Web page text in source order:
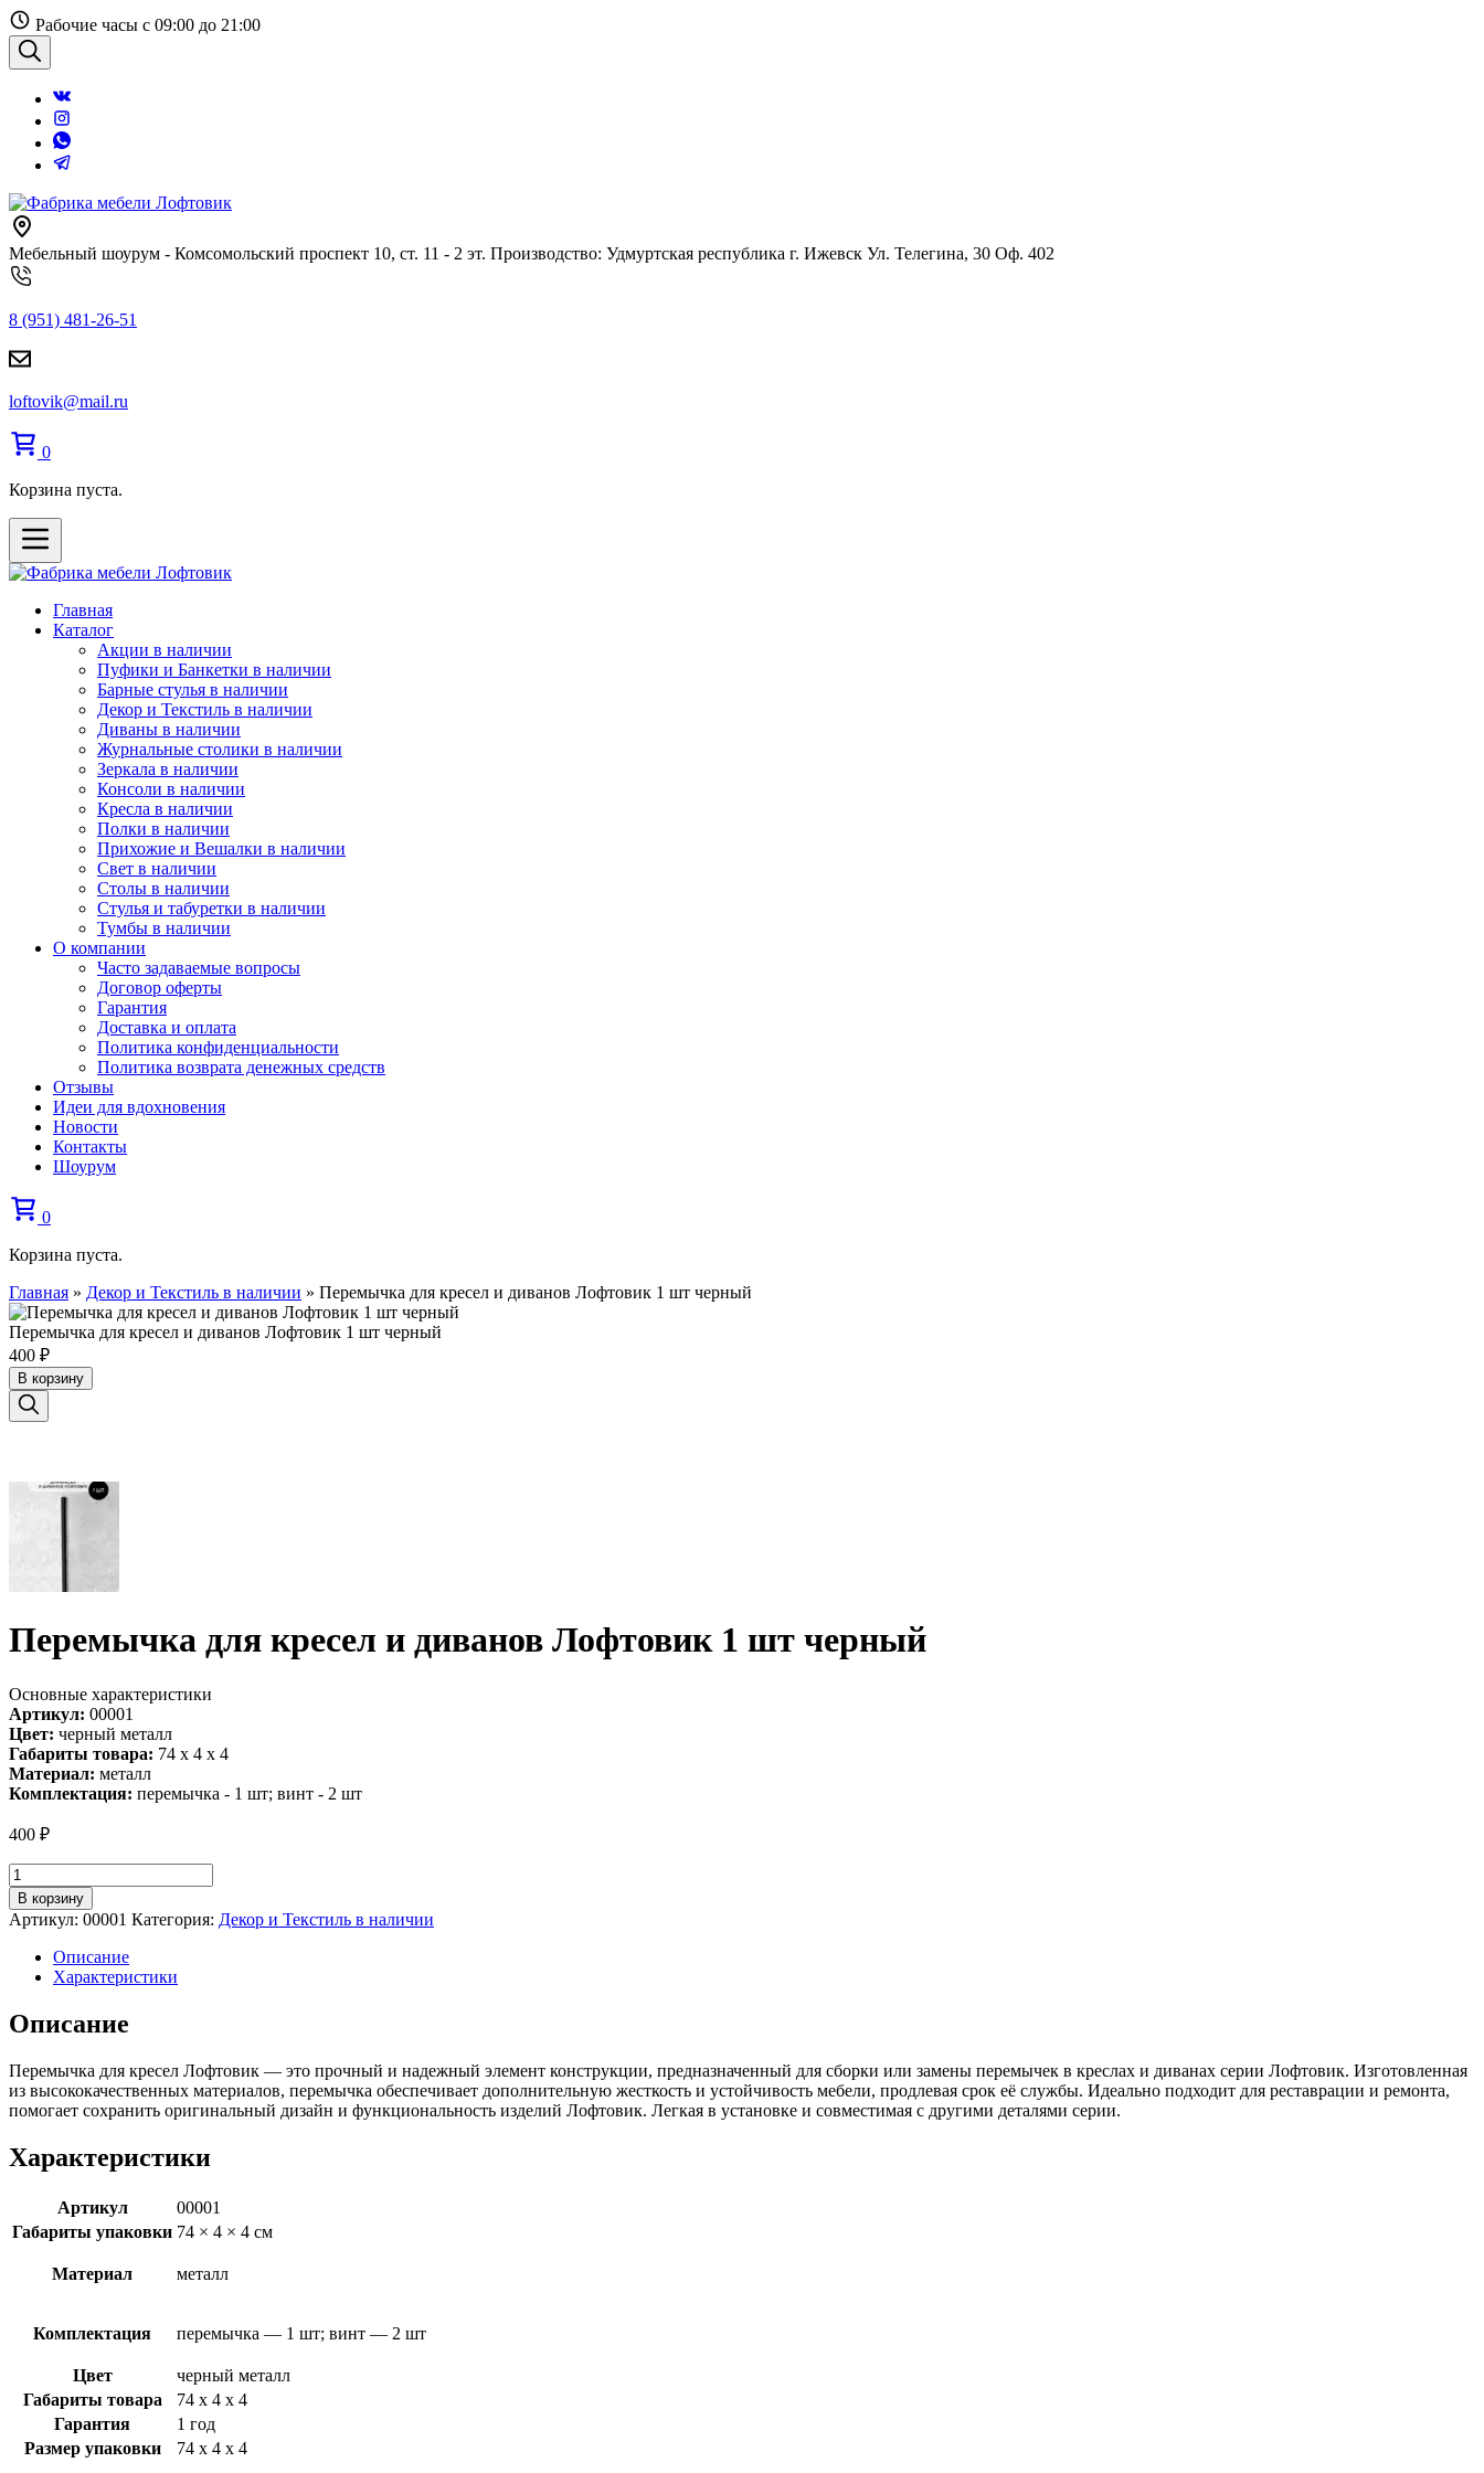
Перейти
к
содержанию
Рабочие часы с 09:00 до 21:00
Поиск
Мебельный шоурум - Комсомольский проспект 10, ст. 11 - 2 эт. Производство: Удмуртская республика г. Ижевск Ул. Телегина, 30 Оф. 402
8 (951) 481-26-51
loftovik@mail.ru
0
Корзина пуста.
Главная
Каталог
Акции в наличии
Пуфики и Банкетки в наличии
Барные стулья в наличии
Декор и Текстиль в наличии
Диваны в наличии
Журнальные столики в наличии
Зеркала в наличии
Консоли в наличии
Кресла в наличии
Полки в наличии
Прихожие и Вешалки в наличии
Свет в наличии
Столы в наличии
Стулья и табуретки в наличии
Тумбы в наличии
О компании
Часто задаваемые вопросы
Договор оферты
Гарантия
Доставка и оплата
Политика конфиденциальности
Политика возврата денежных средств
Отзывы
Идеи для вдохновения
Новости
Контакты
Шоурум
0
Корзина пуста.
Главная » Декор и Текстиль в наличии » Перемычка для кресел и диванов Лофтовик 1 шт черный
Перемычка для кресел и диванов Лофтовик 1 шт черный
400 ₽
В корзину
Перемычка для кресел и диванов Лофтовик 1 шт черный
Основные характеристики
Артикул: 00001
Цвет: черный металл
Габариты товара: 74 х 4 х 4
Материал: металл
Комплектация: перемычка - 1 шт; винт - 2 шт
400 ₽
Количество
товара
Перемычка
для
кресел
диванов
Лофтовик
1
черный
В корзину
Артикул: 00001 Категория: Декор и Текстиль в наличии
Описание
Характеристики
Описание
Перемычка для кресел Лофтовик — это прочный и надежный элемент конструкции, предназначенный для сборки или замены перемычек в креслах и диванах серии Лофтовик. Изготовленная
из высококачественных материалов, перемычка обеспечивает дополнительную жесткость и устойчивость мебели, продлевая срок её службы. Идеально подходит для реставрации и ремонта,
помогает сохранить оригинальный дизайн и функциональность изделий Лофтовик. Легкая в установке и совместимая с другими деталями серии.
Характеристики
Артикул
00001
Габариты упаковки 74 × 4 × 4 см
Материал металл
Комплектация перемычка — 1 шт; винт — 2 шт
Цвет
черный металл
Габариты товара
74 х 4 х 4
Гарантия
1 год
Размер упаковки
74 х 4 х 4